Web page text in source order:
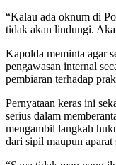
“Kalau ada oknum di
tidak akan lindungi.
Kapolda meminta agar
pengawasan internal
pembiaran terhadap
Pernyataan keras ini
serius dalam
mengambil langkah
dari sipil maupun aparat